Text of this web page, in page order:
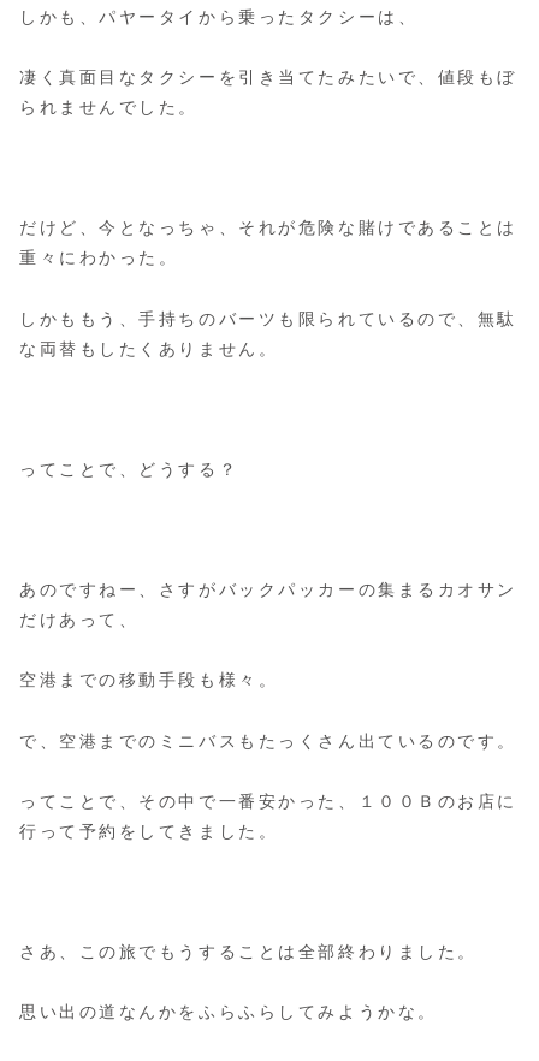
しかも、パヤータイから乗ったタクシーは、
凄く真面目なタクシーを引き当てたみたいで、値段もぼ
られませんでした。
だけど、今となっちゃ、それが危険な賭けであることは
重々にわかった。
しかももう、手持ちのバーツも限られているので、無駄
な両替もしたくありません。
ってことで、どうする？
あのですねー、さすがバックパッカーの集まるカオサン
だけあって、
空港までの移動手段も様々。
で、空港までのミニバスもたっくさん出ているのです。
ってことで、その中で一番安かった、１００Ｂのお店に
行って予約をしてきました。
さあ、この旅でもうすることは全部終わりました。
思い出の道なんかをふらふらしてみようかな。